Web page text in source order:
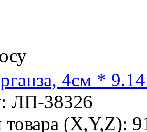
4см *
ЛП-38326
товара (X,Y,Z):